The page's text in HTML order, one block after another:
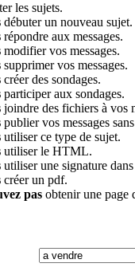
les sujets.
débuter un nouveau sujet.
répondre aux messages.
modifier vos messages.
supprimer vos messages.
créer des sondages.
participer aux sondages.
joindre des fichiers à vos
publier vos messages
utiliser ce type de sujet.
utiliser le HTML.
utiliser une signature
créer un pdf.
pas obtenir une page